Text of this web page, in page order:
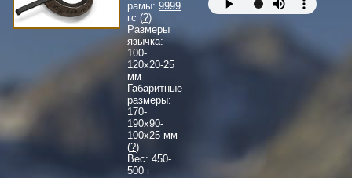
рамы: 9999
гс (?)
Размеры
язычка:
100-
120x20-25
мм
Габаритные
размеры:
170-
190x90-
100x25 мм
(?)
Вес: 450-
500 г